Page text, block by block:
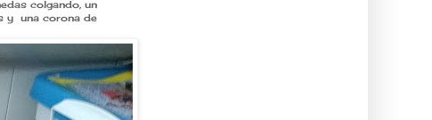
colgando, un
y una corona de